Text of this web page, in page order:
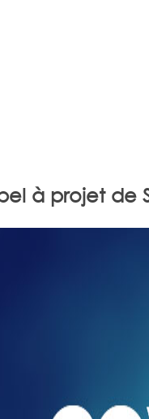
à projet de